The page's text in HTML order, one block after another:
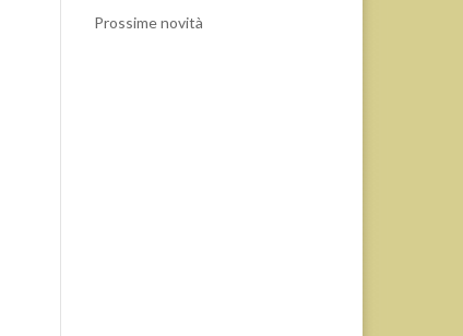
Prossime novità